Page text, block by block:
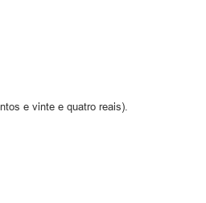
e vinte e quatro reais).